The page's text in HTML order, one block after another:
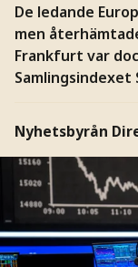
De ledande
men
Frankfurt var
Samlingsindexet
Nyhetsbyrån